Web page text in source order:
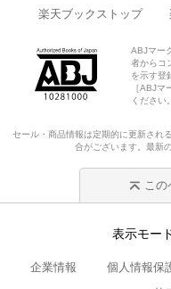
楽天ブックストップ
ABJマー
者からコ
を示す登
［ABJ
ください。
セール・商品情報は定期的に更新され
合がございます。最新
この
表示モー
企業情報 個人情報保